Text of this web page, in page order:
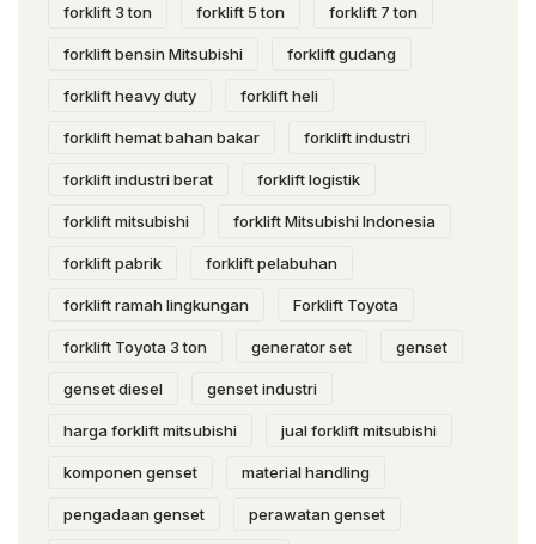
forklift 3 ton forklift 5 ton forklift 7 ton
forklift bensin Mitsubishi forklift gudang
forklift heavy duty forklift heli
forklift hemat bahan bakar forklift industri
forklift industri berat forklift logistik
forklift mitsubishi forklift Mitsubishi Indonesia
forklift pabrik forklift pelabuhan
forklift ramah lingkungan Forklift Toyota
forklift Toyota 3 ton generator set genset
genset diesel genset industri
harga forklift mitsubishi jual forklift mitsubishi
komponen genset material handling
pengadaan genset perawatan genset